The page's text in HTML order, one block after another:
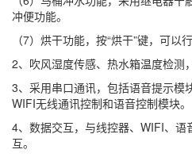
冲便功能。
（7）烘干功能，按“烘干”键，可以
2、吹风湿度传感、热水箱温度检测
3、采用串口通讯，包括语音提示模
WIFI无线通讯控制和语音控制模块。
4、数据交互，与线控器、WIFI、语
互。